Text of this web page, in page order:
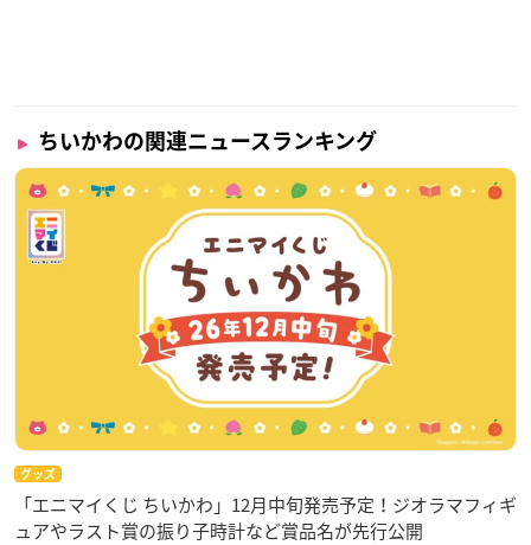
ちいかわの関連ニュースランキング
グッズ
「エニマイくじ ちいかわ」12月中旬発売予定！ジオラマフィギ
ュアやラスト賞の振り子時計など賞品名が先行公開